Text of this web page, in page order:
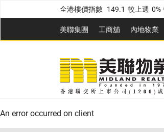
全港樓價指數 149.1 較上週 0%
港島樓價指數 157.4 較上週 -
九龍樓價指數 156.4 較上週 -
新界樓價指數 134.8 較上週
美聯信心指數 77.1 較上週
美聯集團 工商舖 內地物業
全港樓價指數 149.1 較上週 0%
An error occurred on client